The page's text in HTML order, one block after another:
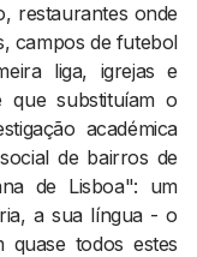
restaurantes onde
campos de futebol
liga, igrejas e
que substituíam o
académica
de bairros de
de Lisboa": um
a sua língua - o
quase todos estes